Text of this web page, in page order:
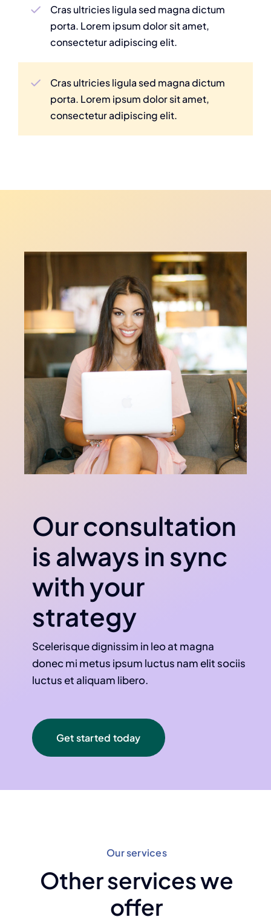
Cras ultricies ligula sed magna dictum
porta. Lorem ipsum dolor sit amet,
consectetur adipiscing elit.
Cras ultricies ligula sed magna dictum
porta. Lorem ipsum dolor sit amet,
consectetur adipiscing elit.
Our consultation
is always in sync
with your
strategy
Scelerisque dignissim in leo at magna
donec mi metus ipsum luctus nam elit sociis
luctus et aliquam libero.
Get started today
Our services
Other services we
offer